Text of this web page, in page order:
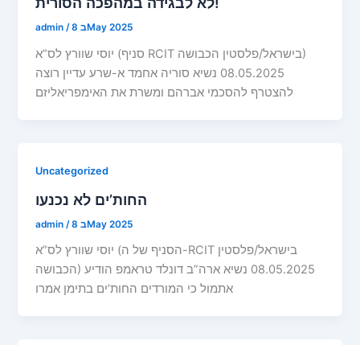
admin/ 8 בMay 2025
יוסי שוורץ לס”א (סניף RCIT בישראל/פלסטין הכבושה)
08.05.2025 נשיא סוריה אחמד א-שרע עדיין רוצה
להצטרף להסכמי אברהם ומשרת את האימפריאליזם
Uncategorized
החות’ים לא נכנעו
admin / 8 בMay 2025
יוסי שוורץ לס”א (הסניף של ה-RCIT בישראל/פלסטין
הכבושה) 08.05.2025 נשיא ארה”ב דונלד טראמפ הודיע
אתמול כי המורדים החות’ים בתימן אמרו